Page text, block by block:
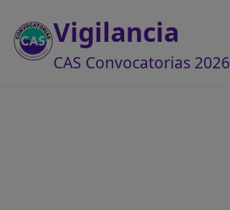
Vigilancia
CAS Convocatorias 2026